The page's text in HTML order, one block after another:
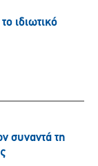
ιδιωτικό
συναντά τη